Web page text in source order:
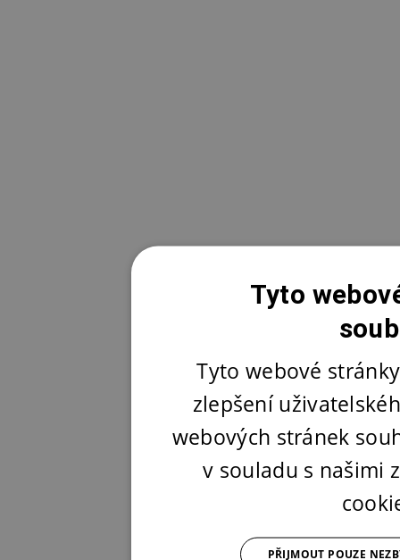
Tyto
Tyto webové
zlepšení
webových stránek
v souladu s našimi
PŘIJMOUT POUZE